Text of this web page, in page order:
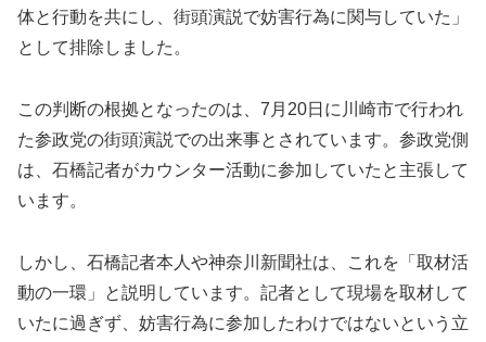
体と行動を共にし、街頭演説で妨害行為に関与していた」
として排除しました。
この判断の根拠となったのは、7月20日に川崎市で行われ
た参政党の街頭演説での出来事とされています。参政党側
は、石橋記者がカウンター活動に参加していたと主張して
います。
しかし、石橋記者本人や神奈川新聞社は、これを「取材活
動の一環」と説明しています。記者として現場を取材して
いたに過ぎず、妨害行為に参加したわけではないという立